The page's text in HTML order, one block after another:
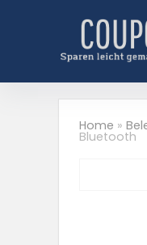
Home »
Bluetooth